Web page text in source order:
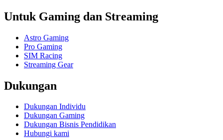
Untuk Gaming dan Streaming
Astro Gaming
Pro Gaming
SIM Racing
Streaming Gear
Dukungan
Dukungan Individu
Dukungan Gaming
Dukungan Bisnis Pendidikan
Hubungi kami